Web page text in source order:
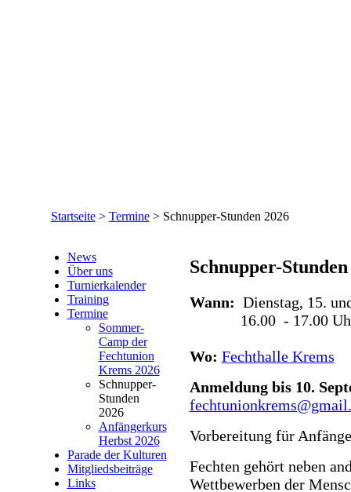
Startseite> Termine> Schnupper-Stunden 2026
News
Über uns
Turnierkalender
Training
Termine
Sommer-
Camp der
Fechtunion
Krems 2026
Schnupper-
Stunden
2026
Anfängerkurs
Herbst 2026
Parade der Kulturen
Mitgliedsbeiträge
Links
Schnupper-Stunden
Wann: Dienstag, 15.
16.00 - 17.00
Wo: Fechthalle Krems
Anmeldung bis 10.
Vorbereitung für
Fechten gehört neben
Wettbewerben der